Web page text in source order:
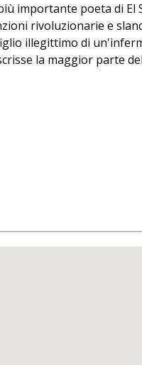
importante poeta di
rivoluzionarie e
illegittimo di
la maggior parte
politico-militare